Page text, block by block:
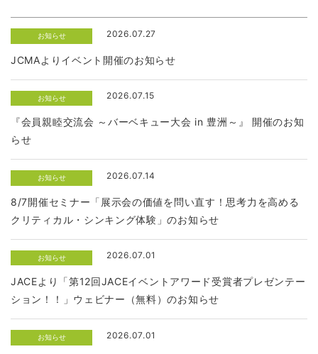
お知らせ 2026.07.27
JCMAよりイベント開催のお知らせ
お知らせ 2026.07.15
『会員親睦交流会 ～バーベキュー大会 in 豊洲～』 開催のお知
らせ
お知らせ 2026.07.14
8/7開催セミナー「展示会の価値を問い直す！思考力を高める
クリティカル・シンキング体験」のお知らせ
お知らせ 2026.07.01
JACEより「第12回JACEイベントアワード受賞者プレゼンテー
ション！！」ウェビナー（無料）のお知らせ
お知らせ 2026.07.01